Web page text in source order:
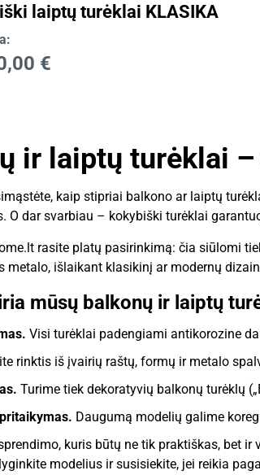
laiptų turėklai KLASIKA
€
ir laiptų turėklai
kaip stipriai balkono ar laiptų
O dar svarbiau – kokybiški turėklai
rasite platų pasirinkimą: čia siūlomi
metalo, išlaikant klasikinį ar modernų
mūsų balkonų ir laiptų
Visi turėklai padengiami antikorozine
rinktis iš įvairių raštų, formų ir metalo
Turime tiek dekoratyvių balkonų turėklų
Daugumą modelių galime
kuris būtų ne tik praktiškas, bet
modelius ir susisiekite, jei reikia